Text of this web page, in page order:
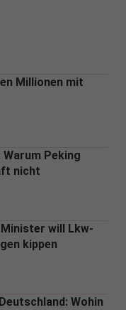
Millionen mit
Warum Peking
nicht
will Lkw-
kippen
Wohin